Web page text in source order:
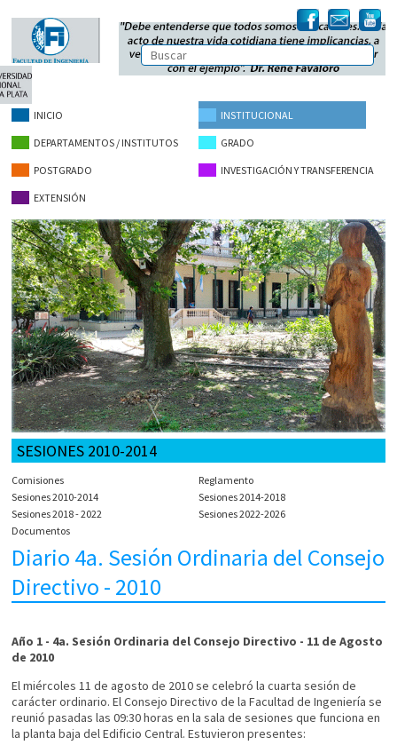
INICIO INSTITUCIONAL
DEPARTAMENTOS / INSTITUTOS GRADO
POSTGRADO INVESTIGACIÓN Y TRANSFERENCIA
EXTENSIÓN
SESIONES 2010-2014
Comisiones
Reglamento
Sesiones 2010-2014
Sesiones 2014-2018
Sesiones 2018 - 2022
Sesiones 2022-2026
Documentos
Diario 4a. Sesión Ordinaria del Consejo
Directivo - 2010
Año 1 - 4a. Sesión Ordinaria del Consejo Directivo - 11 de Agosto
de 2010
El miércoles 11 de agosto de 2010 se celebró la cuarta sesión de
carácter ordinario. El Consejo Directivo de la Facultad de Ingeniería se
reunió pasadas las 09:30 horas en la sala de sesiones que funciona en
la planta baja del Edificio Central. Estuvieron presentes: